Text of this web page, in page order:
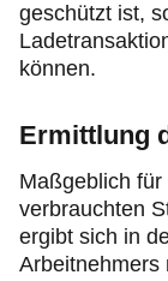
geschützt ist,
können.
Ermittlung
Maßgeblich
verbrauchten
ergibt sich in
Arbeitnehmers